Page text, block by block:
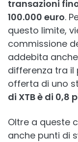
transazioni
100.000 euro.
questo limite,
commissione
addebita
differenza tra il
offerta di uno
di XTB è di 0,8
Oltre a queste
anche punti di